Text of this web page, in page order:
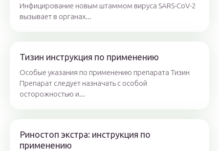
Инфицирование новым штаммом вируса SARS-CoV-2
вызывает в органах...
Тизин инструкция по применению
Особые указания по применению препарата Тизин
Препарат следует назначать с особой
осторожностью и...
Риностоп экстра: инструкция по
применению